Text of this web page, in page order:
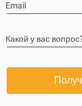
Email
Какой у вас